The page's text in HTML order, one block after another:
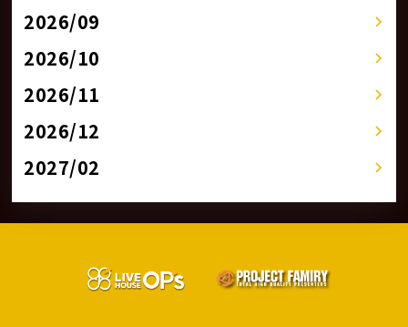
2026/09
2026/10
2026/11
2026/12
2027/02